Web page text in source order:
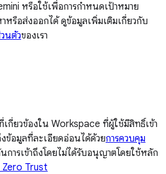
หรือใช้เพื่อการกำหนดเป้าหมาย
รือส่งออกได้ ดูข้อมูลเพิ่มเติมเกี่ยวกับ
นตัวของเรา
กี่ยวข้องใน Workspace ที่ผู้ใช้มีสิทธิ์เข้า
ข้อมูลที่ละเอียดอ่อนได้ด้วยการควบคุม
ารเข้าถึงโดยไม่ได้รับอนุญาตโดยใช้หลัก
Trust